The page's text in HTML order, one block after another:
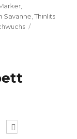
Savanne ,Thinlits